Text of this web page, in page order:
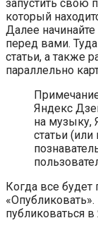
запустить свою
который
Далее
перед вами.
статьи, а также
параллельно
Яндекс
на музыку,
статьи
Когда все будет
публиковаться